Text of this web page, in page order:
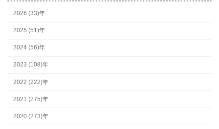
2026 (33)年
2025 (51)年
2024 (56)年
2023 (108)年
2022 (222)年
2021 (275)年
2020 (273)年